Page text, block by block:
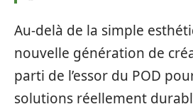
Au-delà de la simple
nouvelle génération de
parti de l’essor du POD
solutions réellement